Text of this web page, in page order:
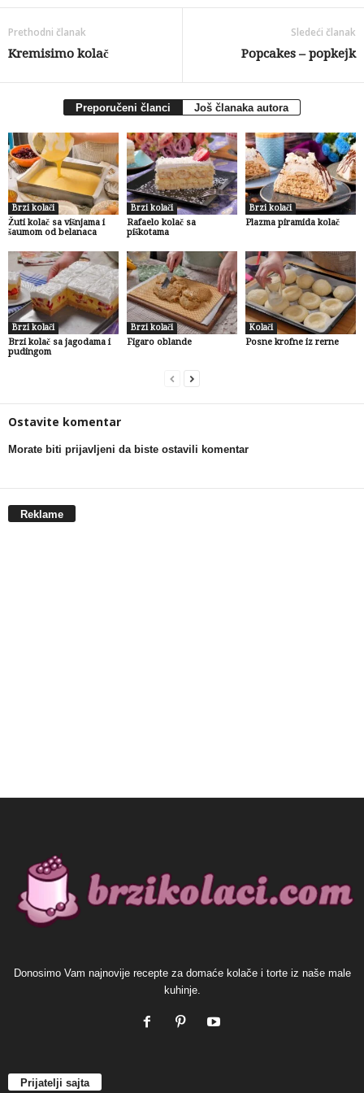
Prethodni članak
Kremisimo kolač
Sledeći članak
Popcakes – popkejk
Preporučeni članci Još članaka autora
Brzi kolači
Žuti kolač sa višnjama i
šaumom od belanaca
Brzi kolači
Rafaelo kolač sa
piškotama
Brzi kolači
Plazma piramida kolač
Brzi kolači
Brzi kolač sa jagodama i
pudingom
Brzi kolači
Figaro oblande
Kolači
Posne krofne iz rerne
Ostavite komentar
Morate biti prijavljeni da biste ostavili komentar
Reklame
Donosimo Vam najnovije recepte za domaće kolače i torte iz naše male
kuhinje.
Prijatelji sajta